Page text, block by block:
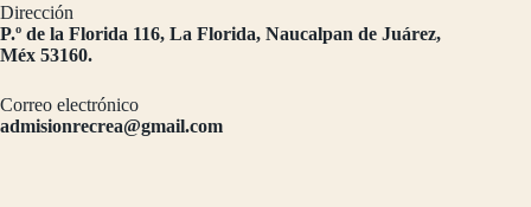
Dirección
​P.º de la Florida 116, La Florida, Naucalpan de Juárez,
Méx 53160.
Correo electrónico
admisionrecrea@gmail.com